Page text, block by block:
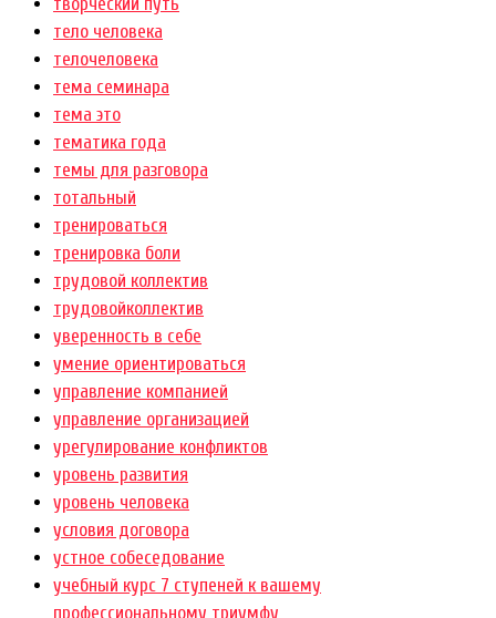
творческий путь
тело человека
телочеловека
тема семинара
тема это
тематика года
темы для разговора
тотальный
тренироваться
тренировка боли
трудовой коллектив
трудовойколлектив
уверенность в себе
умение ориентироваться
управление компанией
управление организацией
урегулирование конфликтов
уровень развития
уровень человека
условия договора
устное собеседование
учебный курс 7 ступеней к вашему
профессиональному триумфу